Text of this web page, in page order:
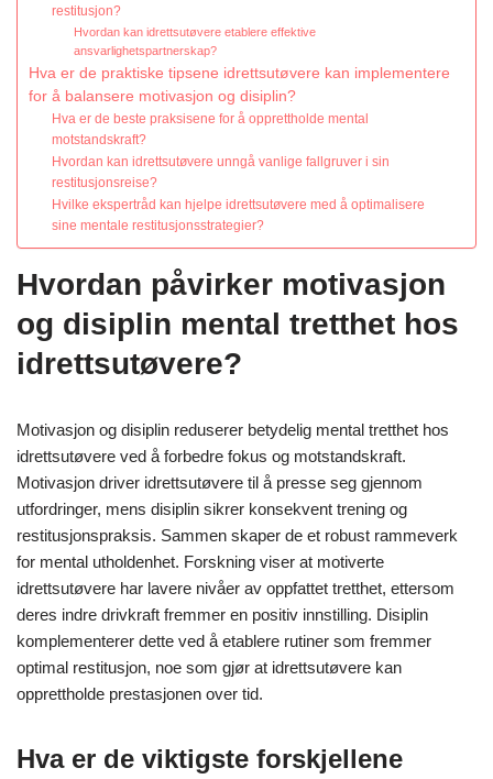
restitusjon?
Hvordan kan idrettsutøvere etablere effektive
ansvarlighetspartnerskap?
Hva er de praktiske tipsene idrettsutøvere kan implementere
for å balansere motivasjon og disiplin?
Hva er de beste praksisene for å opprettholde mental
motstandskraft?
Hvordan kan idrettsutøvere unngå vanlige fallgruver i sin
restitusjonsreise?
Hvilke ekspertråd kan hjelpe idrettsutøvere med å optimalisere
sine mentale restitusjonsstrategier?
Hvordan påvirker motivasjon
og disiplin mental tretthet hos
idrettsutøvere?
Motivasjon og disiplin reduserer betydelig mental tretthet hos
idrettsutøvere ved å forbedre fokus og motstandskraft.
Motivasjon driver idrettsutøvere til å presse seg gjennom
utfordringer, mens disiplin sikrer konsekvent trening og
restitusjonspraksis. Sammen skaper de et robust rammeverk
for mental utholdenhet. Forskning viser at motiverte
idrettsutøvere har lavere nivåer av oppfattet tretthet, ettersom
deres indre drivkraft fremmer en positiv innstilling. Disiplin
komplementerer dette ved å etablere rutiner som fremmer
optimal restitusjon, noe som gjør at idrettsutøvere kan
opprettholde prestasjonen over tid.
Hva er de viktigste forskjellene